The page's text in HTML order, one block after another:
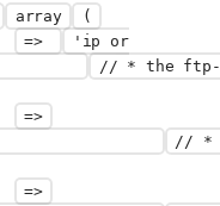
array
(
=>
'ip or
// * the ftp-
=>
// *
=>